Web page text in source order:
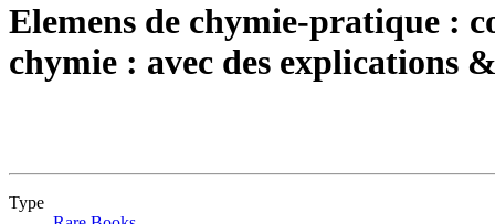
Elemens de chymie-pratique :
chymie : avec des explications
Type